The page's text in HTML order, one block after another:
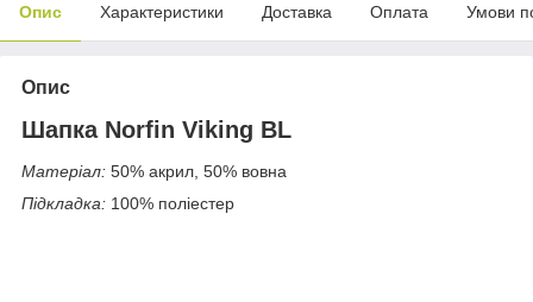
Опис Характеристики Доставка Оплата Умови
Опис
Шапка Norfin Viking BL
Матеріал: 50% акрил, 50% вовна
Підкладка: 100% поліестер